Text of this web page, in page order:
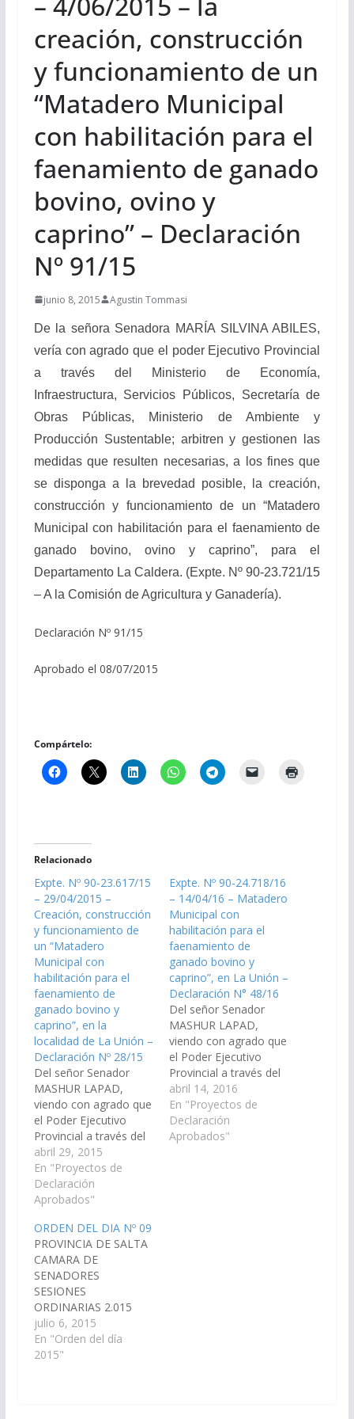
creación, construcción
y funcionamiento de un
“Matadero Municipal
con habilitación para el
faenamiento de ganado
bovino, ovino y
caprino” – Declaración
Nº 91/15
junio 8, 2015 Agustin Tommasi
De la señora Senadora MARÍA SILVINA ABILES,
vería con agrado que el poder Ejecutivo Provincial
a través del Ministerio de Economía,
Infraestructura, Servicios Públicos, Secretaría de
Obras Públicas, Ministerio de Ambiente y
Producción Sustentable; arbitren y gestionen las
medidas que resulten necesarias, a los fines que
se disponga a la brevedad posible, la creación,
construcción y funcionamiento de un “Matadero
Municipal con habilitación para el faenamiento de
ganado bovino, ovino y caprino”, para el
Departamento La Caldera. (Expte. Nº 90-23.721/15
– A la Comisión de Agricultura y Ganadería).
Declaración Nº 91/15
Aprobado el 08/07/2015
Compártelo:
Relacionado
Expte. Nº 90-23.617/15
– 29/04/2015 –
Creación, construcción
y funcionamiento de
un “Matadero
Municipal con
habilitación para el
faenamiento de
ganado bovino y
caprino”, en la
localidad de La Unión –
Declaración Nº 28/15
Del señor Senador
MASHUR LAPAD,
viendo con agrado que
el Poder Ejecutivo
Provincial a través del
ministerio de
Economía,
Infraestructura y
Servicios Públicos,
y Producción
Sustentable; arbitren y
gestionen las medidas
que resulten
necesarias, a los fines
que se disponga a la
brevedad posible, la
creación,
construcción…
abril 29, 2015
En "Proyectos de
Declaración
Aprobados"
Expte. Nº 90-24.718/16
– 14/04/16 – Matadero
Municipal con
habilitación para el
faenamiento de
ganado bovino y
caprino”, en La Unión –
Declaración N° 48/16
Del señor Senador
MASHUR LAPAD,
viendo con agrado que
el Poder Ejecutivo
Provincial a través del
Ministerio de
Infraestructura,
Ministerio de Ambiente
y Producción
abril 14, 2016
En "Proyectos de
Declaración
Aprobados"
ORDEN DEL DIA Nº 09
PROVINCIA DE SALTA
CAMARA DE
SENADORES
SESIONES
ORDINARIAS 2.015
ORDEN DEL DIA Nº 09
(Dictámenes de
Comisiones entrados
julio 6, 2015
En "Orden del día
2015"